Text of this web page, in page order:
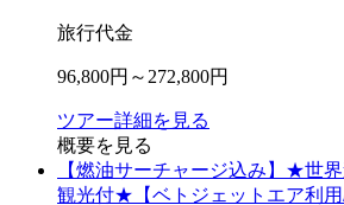
旅行代金
96,800円～ 272,800円
ツアー詳細を見る
概要を見る
【燃油サーチャージ込み】★世
観光付★【ベトジェットエア利